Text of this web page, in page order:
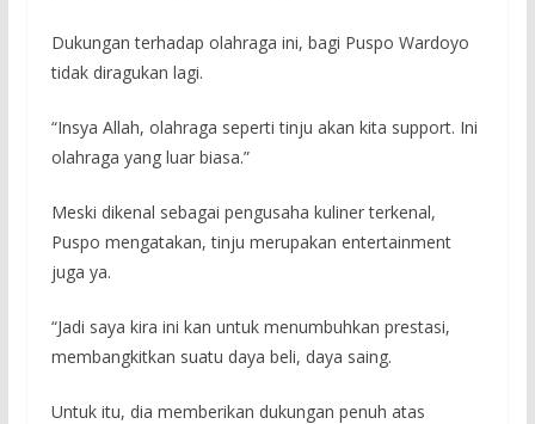
Dukungan terhadap olahraga ini, bagi Puspo Wardoyo
tidak diragukan lagi.
“Insya Allah, olahraga seperti tinju akan kita support. Ini
olahraga yang luar biasa.”
Meski dikenal sebagai pengusaha kuliner terkenal,
Puspo mengatakan, tinju merupakan entertainment
juga ya.
“Jadi saya kira ini kan untuk menumbuhkan prestasi,
membangkitkan suatu daya beli, daya saing.
Untuk itu, dia memberikan dukungan penuh atas